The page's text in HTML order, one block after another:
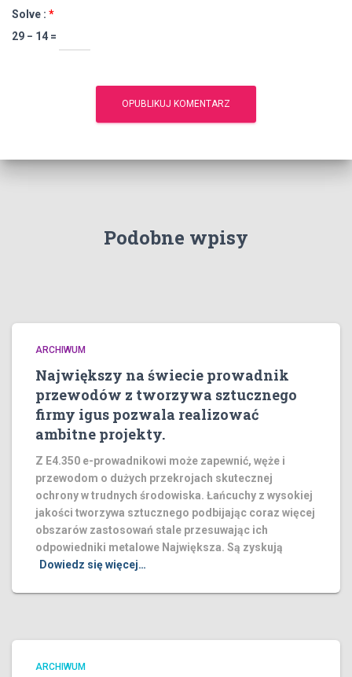
Solve : *
29 − 14 =
Podobne wpisy
ARCHIWUM
Największy na świecie prowadnik
przewodów z tworzywa sztucznego
firmy igus pozwala realizować
ambitne projekty.
Z E4.350 e-prowadnikowi może zapewnić, węże i
przewodom o dużych przekrojach skutecznej
ochrony w trudnych środowiska. Łańcuchy z wysokiej
jakości tworzywa sztucznego podbijając coraz więcej
obszarów zastosowań stale przesuwając ich
odpowiedniki metalowe Największa. Są zyskują
Dowiedz się więcej…
ARCHIWUM